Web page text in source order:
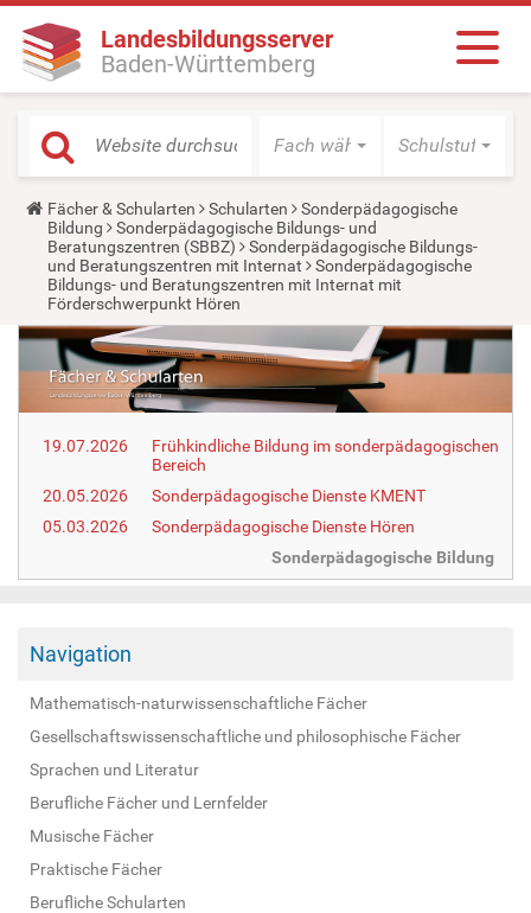
Landesbildungsserver
Baden-Württemberg
Fach wählen Schulstufe
Y
o
u
a
r
e
h
e
e
Fächer & Schularten Schularten
Sonderpädagogische
Bildung
Sonderpädagogische Bildungs- und
Beratungszentren (SBBZ)
Sonderpädagogische Bildungs-
und Beratungszentren mit Internat
Sonderpädagogische
Bildungs- und Beratungszentren mit Internat mit
Förderschwerpunkt Hören
19.07.2026
Frühkindliche Bildung im sonderpädagogischen
Bereich
20.05.2026
Sonderpädagogische Dienste KMENT
05.03.2026
Sonderpädagogische Dienste Hören
Sonderpädagogische Bildung
Navigation
Mathematisch-naturwissenschaftliche Fächer
Gesellschaftswissenschaftliche und philosophische Fächer
Sprachen und Literatur
Berufliche Fächer und Lernfelder
Musische Fächer
Praktische Fächer
Berufliche Schularten